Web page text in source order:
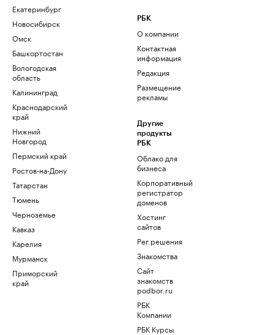
Екатеринбург
Новосибирск
Омск
Башкортостан
Вологодская
область
Калининград
Краснодарский
край
Нижний
Новгород
Пермский край
Ростов-на-Дону
Татарстан
Тюмень
Черноземье
Кавказ
Карелия
Мурманск
Приморский
край
РБК
О компании
Контактная
информация
Редакция
Размещение
рекламы
Другие
продукты
РБК
Облако для
бизнеса
Корпоративный
регистратор
доменов
Хостинг
сайтов
Рег.решения
Знакомства
Сайт
знакомств
podbor.ru
РБК
Компании
РБК Курсы